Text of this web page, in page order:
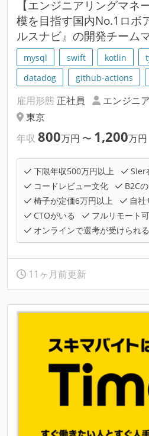
【エンジニアリングマネ
模を目指す国内No.1ロボ
ルスナビ』の開発チーム
mysql swift kotlin
datadog
github-actions
雇用形態 正社員
エンジニ
東京
年収 800万円 〜 1,200万円
下限年収500万円以上
SIer
コードレビュー文化
B2C
椅子が定価6万円以上
自社
CTOがいる
フルリモート可
オンラインで選考が受けられる
11ヶ月前更新